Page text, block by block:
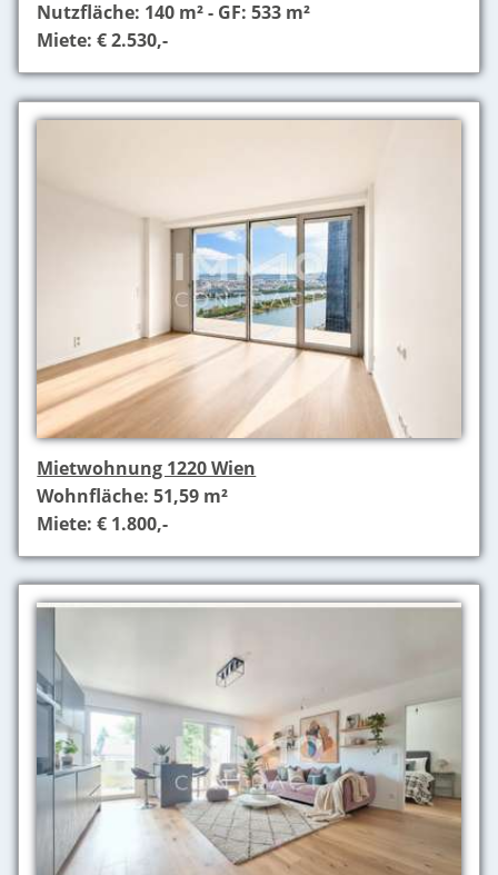
Nutzfläche: 140 m² - GF: 533 m²
Miete: € 2.530,-
Mietwohnung 1220 Wien
Wohnfläche: 51,59 m²
Miete: € 1.800,-